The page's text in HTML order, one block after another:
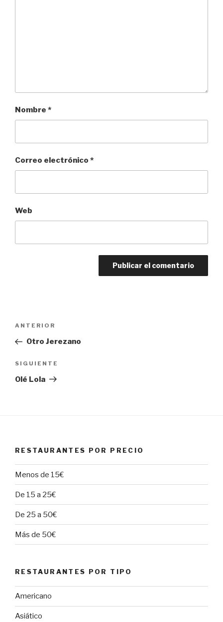
Nombre *
Correo electrónico *
Web
entradas
Entrada
anterior:
ANTERIOR
Otro Jerezano
Siguiente
entrada
SIGUIENTE
Olé Lola
RESTAURANTES POR PRECIO
Menos de 15€
De 15 a 25€
De 25 a 50€
Más de 50€
RESTAURANTES POR TIPO
Americano
Asiático